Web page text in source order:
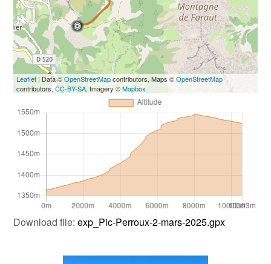
Leaflet | Data ©OpenStreetMapcontributors, Maps ©OpenStreetMap
contributors,CC-BY-SA, Imagery ©Mapbox
Download file:exp_Pic-Perroux-2-mars-2025.gpx